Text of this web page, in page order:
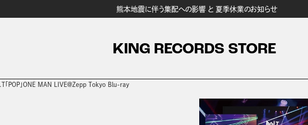
熊本地震に伴う集配への影響 と 夏季休業のお知らせ
KING RECORDS STORE
「POP」ONE MAN LIVE＠Zepp Tokyo Blu-ray